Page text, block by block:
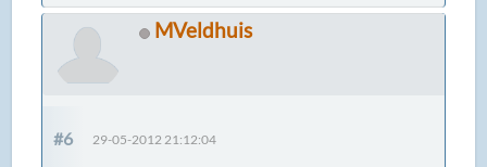
MVeldhuis
#6 29-05-2012 21:12:04